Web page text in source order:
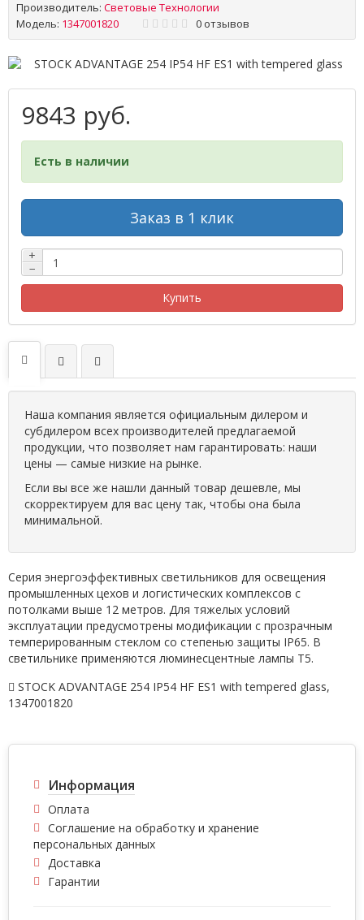
Производитель: Световые Технологии
Модель: 1347001820 0 отзывов
9843 руб.
Есть в наличии
Заказ в 1 клик
+
−
Купить
Наша компания является официальным дилером и
субдилером всех производителей предлагаемой
продукции, что позволяет нам гарантировать: наши
цены — самые низкие на рынке.
Если вы все же нашли данный товар дешевле, мы
скорректируем для вас цену так, чтобы она была
минимальной.
Серия энергоэффективных светильников для освещения
промышленных цехов и логистических комплексов с
потолками выше 12 метров. Для тяжелых условий
эксплуатации предусмотрены модификации с прозрачным
темперированным стеклом со степенью защиты IP65. В
светильнике применяются люминесцентные лампы Т5.
STOCK ADVANTAGE 254 IP54 HF ES1 with tempered glass,
1347001820
Информация
Оплата
Соглашение на обработку и хранение
персональных данных
Доставка
Гарантии